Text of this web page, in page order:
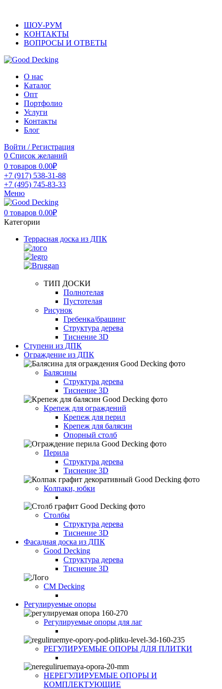
ШОУ-РУМ
КОНТАКТЫ
ВОПРОСЫ И ОТВЕТЫ
О нас
Каталог
Опт
Портфолио
Услуги
Контакты
Блог
Войти / Регистрация
0 Список желаний
0 товаров 0.00₽
+7 (917) 538-31-88
+7 (495) 745-83-33
Меню
0 товаров 0.00₽
Категории
Террасная доска из ДПК
ТИП ДОСКИ
Полнотелая
Пустотелая
Рисунок
Гребенка/брашинг
Структура дерева
Тиснение 3D
Ступени из ДПК
Ограждение из ДПК
Балясины
Структура дерева
Тиснение 3D
Крепеж для ограждений
Крепеж для перил
Крепеж для балясин
Опорный столб
Перила
Структура дерева
Тиснение 3D
Колпаки, юбки
Столбы
Структура дерева
Тиснение 3D
Фасадная доска из ДПК
Good Decking
Структура дерева
Тиснение 3D
CM Decking
Регулируемые опоры
Регулируемые опоры для лаг
РЕГУЛИРУЕМЫЕ ОПОРЫ ДЛЯ ПЛИТКИ
НЕРЕГУЛИРУЕМЫЕ ОПОРЫ И
КОМПЛЕКТУЮЩИЕ